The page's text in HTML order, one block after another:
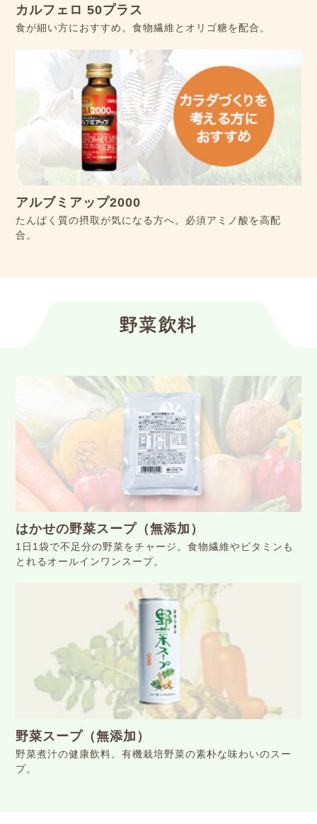
カルフェロ 50プラス
食が細い方におすすめ。食物繊維とオリゴ糖を配合。
アルブミアップ2000
たんぱく質の摂取が気になる方へ。必須アミノ酸を高配
合。
はかせの野菜スープ（無添加）
1⽇1袋で不⾜分の野菜をチャージ。食物繊維やビタミンも
とれるオールインワンスープ。
野菜スープ（無添加）
野菜煮汁の健康飲料。有機栽培野菜の素朴な味わいのスー
プ。